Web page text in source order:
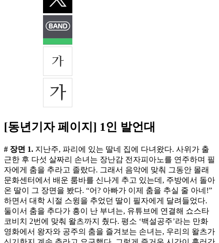
[동년기자 페이지] 1인 발언대
# 장면 1. 지난주, 파리에 있는 딸네 집에 다녀왔다. 사위가 출
근한 후 다섯 살짜리 손녀는 장난감 전자피아노를 연주하며 필
자에게 춤을 추라고 졸랐다. 그래서 음악에 맞춰 그동안 몰래
문화센터에서 배운 룸바를 신나게 추고 있는데, 주방에서 돌아
온 딸이 그 장면을 봤다. “어? 아빠가 이제 춤을 추실 줄 아네!”
하면서 대학 시절 스윙을 추었던 딸이 필자에게 달려들었다.
둘이서 춤을 추다가 흥이 난 부녀는, 유튜브에 연결해 쇼스타
코비치 2번에 맞춰 왈츠까지 췄다. 평소 ‘백설공주’라는 만화
영화에서 왕자와 공주의 춤을 즐겨보는 손녀는, 우리의 왈츠가